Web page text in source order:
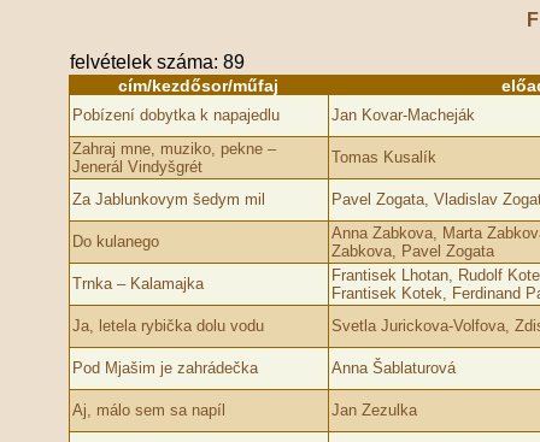
felvételek száma: 89
cím/kezdősor/műfaj
Pobízení dobytka k napajedlu
Jan Kovar-Macheják
Zahraj mne, muziko, pekne –
Jenerál Vindyšgrét
Tomas Kusalík
Za Jablunkovym šedym mil Pavel Zogata, Vladislav
Do kulanego
Anna Zabkova, Marta
Zabkova, Pavel Zogata
Trnka – Kalamajka
Frantisek Lhotan, Rudolf
Frantisek Kotek, Ferdinand
Ja, letela rybička dolu vodu
Svetla Jurickova-Volfova,
Pod Mjašim je zahrádečka Anna Šablaturová
Aj, málo sem sa napíl Jan Zezulka